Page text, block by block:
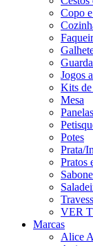
Copo
Jogos
Kits
Mesa
Panelas
Potes
Prata/
Pratos
VER
Marcas
Alice